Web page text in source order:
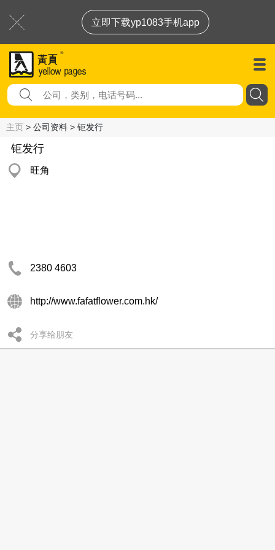
立即下载yp1083手机app
主页 > 公司资料 > 钜发行
钜发行
旺角
2380 4603
http://www.fafatflower.com.hk/
分享给朋友